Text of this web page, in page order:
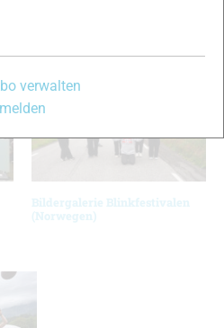
Bildergalerie Blinkfestivalen
(Norwegen)
verwalten